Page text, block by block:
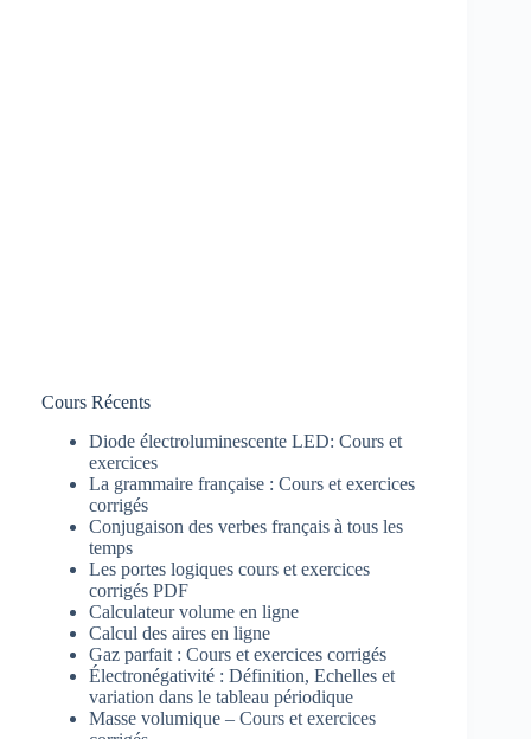
Cours Récents
Diode électroluminescente LED: Cours et
exercices
La grammaire française : Cours et exercices
corrigés
Conjugaison des verbes français à tous les
temps
Les portes logiques cours et exercices
corrigés PDF
Calculateur volume en ligne
Calcul des aires en ligne
Gaz parfait : Cours et exercices corrigés
Électronégativité : Définition, Echelles et
variation dans le tableau périodique
Masse volumique – Cours et exercices